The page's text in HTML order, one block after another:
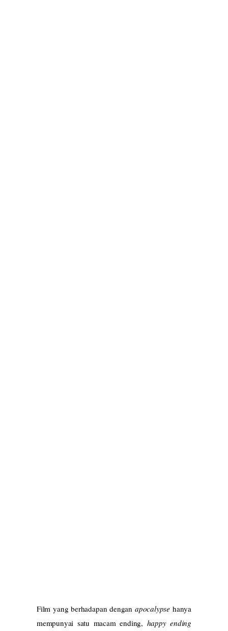
Film yang berhadapan dengan apocalypse hanya
mempunyai satu macam ending, happy ending